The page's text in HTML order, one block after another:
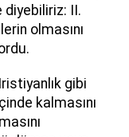
diyebiliriz: II.
olmasını
gibi
kalmasını